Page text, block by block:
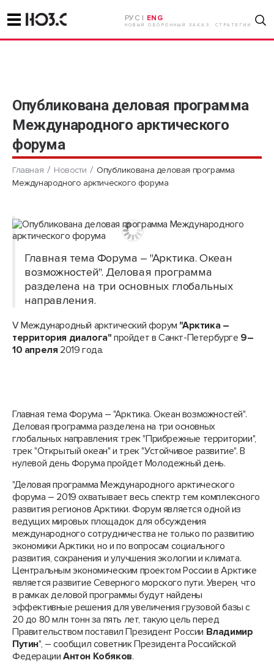
РУС | ENG
НОВЫЙ ОБОРОННЫЙ ЗАКАЗ. СТРАТЕГИИ
Опубликована деловая программа
Международного арктического
форума
Главная Новости
Опубликована деловая программа
Международного арктического форума
Главная тема Форума – "Арктика. Океан
возможностей". Деловая программа
разделена на три основных глобальных
направления.
V Международный арктический форум "Арктика –
территория диалога" пройдет в Санкт-Петербурге 9–
10 апреля 2019 года.
Главная тема Форума – "Арктика. Океан возможностей".
Деловая программа разделена на три основных
глобальных направления: трек "Прибрежные территории",
трек "Открытый океан" и трек "Устойчивое развитие". В
нулевой день Форума пройдет Молодежный день.
"Деловая программа Международного арктического
форума – 2019 охватывает весь спектр тем комплексного
развития регионов Арктики. Форум является одной из
ведущих мировых площадок для обсуждения
международного сотрудничества не только по развитию
экономики Арктики, но и по вопросам социального
развития, сохранения и улучшения экологии и климата.
Центральным экономическим проектом России в Арктике
является развитие Северного морского пути. Уверен, что
в рамках деловой программы будут найдены
эффективные решения для увеличения грузовой базы с
20 до 80 млн тонн за пять лет, такую цель перед
Правительством поставил Президент России Владимир
Путин", – сообщил советник Президента Российской
Федерации Антон Кобяков.